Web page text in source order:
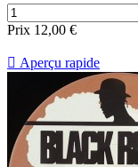
Prix 12,00 €
 Aperçu rapide